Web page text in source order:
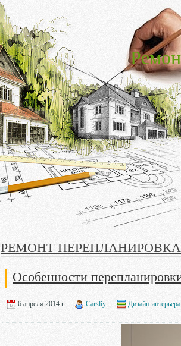
РЕМОНТ
Особенности
6 апреля 2014 г. Carsliy Дизайн интерьера